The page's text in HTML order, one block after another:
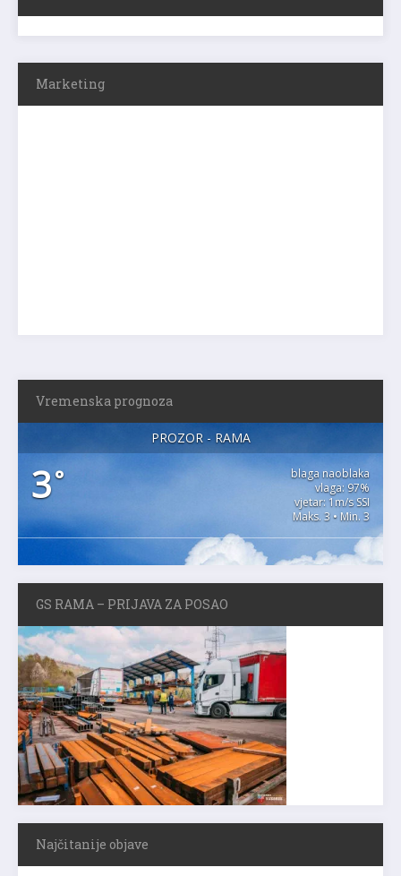
Marketing
Vremenska prognoza
PROZOR - RAMA
3°
blaga naoblaka
vlaga: 97%
vjetar: 1m/s SSI
Maks. 3 • Min. 3
GS RAMA – PRIJAVA ZA POSAO
Najčitanije objave